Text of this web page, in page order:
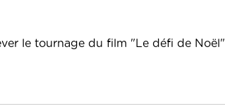
le tournage du film "Le défi de Noël"